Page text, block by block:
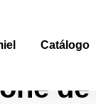
Catálogo